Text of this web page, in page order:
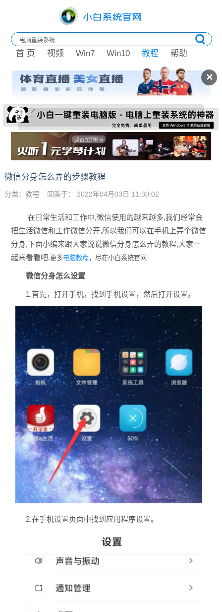
✕
首 页 视频 Win7 Win10 教程 帮助
微信分身怎么弄的步骤教程
分类： 教程 回答于： 2022年04月03日 11:30:02
在日常生活和工作中,微信使用的越来越多,我们经常会
把生活微信和工作微信分开,所以我们可以在手机上弄个微信
分身,下面小编来跟大家说说微信分身怎么弄的教程,大家一
起来看看吧.更多电脑教程，尽在小白系统官网
微信分身怎么设置
1.首先，打开手机，找到手机设置，然后打开设置。
2.在手机设置页面中找到应用程序设置。